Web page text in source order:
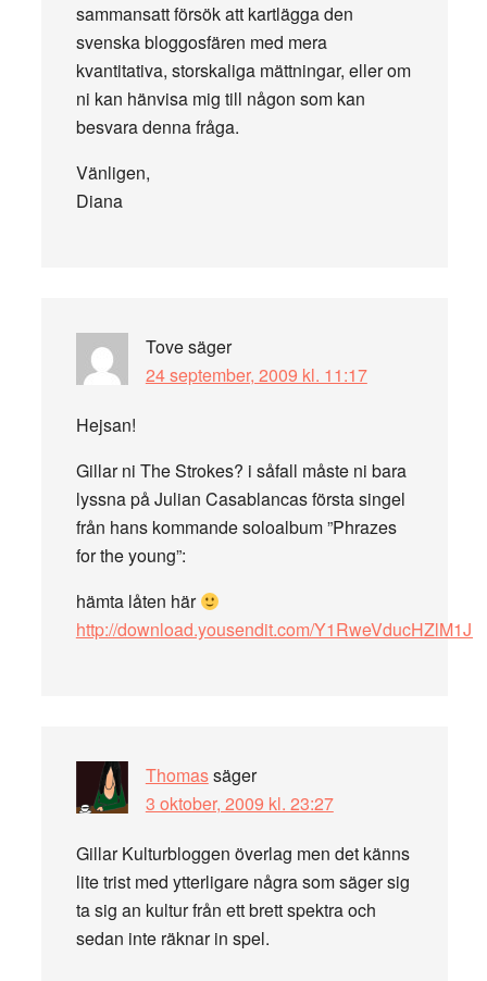
sammansatt försök att kartlägga den
svenska bloggosfären med mera
kvantitativa, storskaliga mättningar, eller om
ni kan hänvisa mig till någon som kan
besvara denna fråga.
Vänligen,
Diana
Tovesäger
24 september, 2009 kl. 11:17
Hejsan!
Gillar ni The Strokes? i såfall måste ni bara
lyssna på Julian Casablancas första singel
från hans kommande soloalbum ”Phrazes
for the young”:
hämta låten här
http://download.yousendit.com/
Thomassäger
3 oktober, 2009 kl. 23:27
Gillar Kulturbloggen överlag men det känns
lite trist med ytterligare några som säger sig
ta sig an kultur från ett brett spektra och
sedan inte räknar in spel.